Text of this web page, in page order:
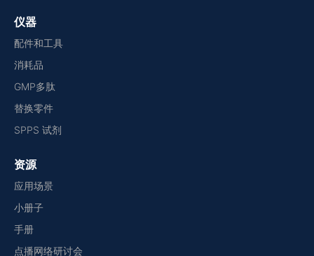
仪器
配件和工具
消耗品
GMP多肽
替换零件
SPPS 试剂
资源
应用场景
小册子
手册
点播网络研讨会